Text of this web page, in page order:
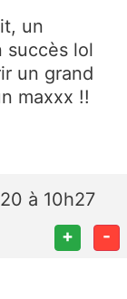
un
succès lol
un grand
maxxx !!
à 10h27
+ -